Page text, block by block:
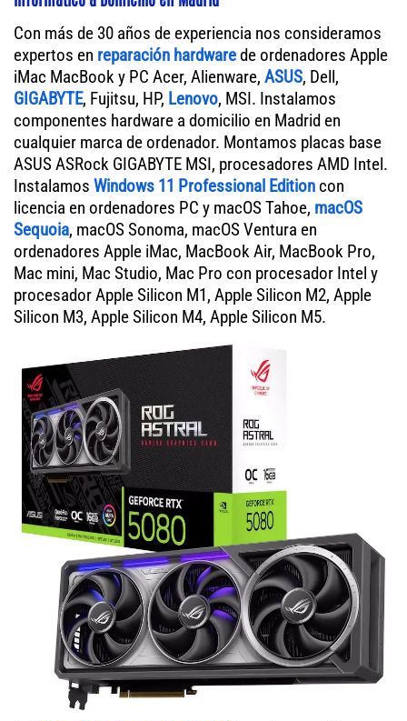
Con más de 30 años de experiencia nos consideramos
expertos en reparación hardwarede ordenadores Apple
iMac MacBook y PC Acer, Alienware, ASUS, Dell,
GIGABYTE, Fujitsu, HP, Lenovo, MSI. Instalamos
componentes hardware a domicilio en Madrid en
cualquier marca de ordenador. Montamos placas base
ASUS ASRock GIGABYTE MSI, procesadores AMD Intel.
Instalamos Windows 11 Professional Edition con
licencia en ordenadores PC y macOS Tahoe, macOS
Sequoia, macOS Sonoma, macOS Ventura en
ordenadores Apple iMac, MacBook Air, MacBook Pro,
Mac mini, Mac Studio, Mac Pro con procesador Intel y
procesador Apple Silicon M1, Apple Silicon M2, Apple
Silicon M3, Apple Silicon M4, Apple Silicon M5.